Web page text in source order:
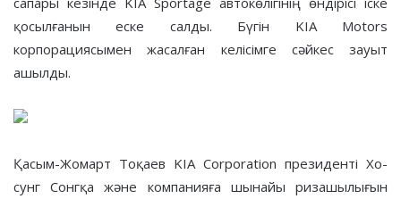
қосылғанын еске салды. Бүгін KIA Motors
корпорациясымен жасалған келісімге сәйкес зауыт
ашылды.
Қасым-Жомарт Тоқаев KIA Corporation президенті Хо-
сунг Сонгқа және компанияға шынайы ризашылығын